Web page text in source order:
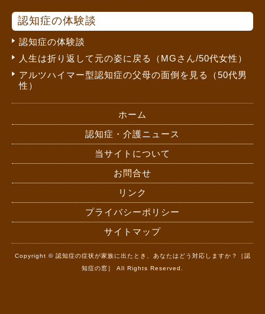
認知症の体験談
認知症の体験談
人生は折り返して元の姿に戻る（MGさん/50代女性）
アルツハイマー型認知症の父母の面倒を見る（50代男
性）
ホーム
認知症・介護ニュース
当サイトについて
お問合せ
リンク
プライバシーポリシー
サイトマップ
Copyright © 認知症の症状が家族に出たとき、あなたはどう対応しますか？［認
知症の窓］ All Rights Reserved.